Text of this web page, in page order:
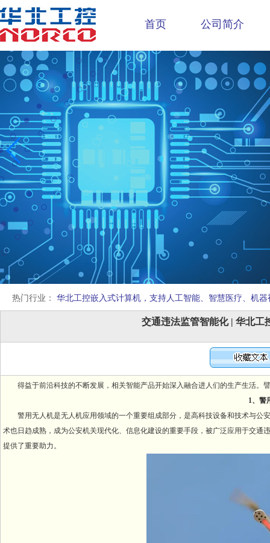
首页 公司简介
热门行业： 华北工控嵌入式计算机，支持人工智能、智慧医疗、机
交通违法监管智能化 | 华北工
得益于前沿科技的不断发展，相关智能产品开始深入融合进人们的生产生活
1、警
警用无人机是无人机应用领域的一个重要组成部分，是高科技设备和技术与
术也日趋成熟，成为公安机关现代化、信息化建设的重要手段，被广泛应用于交
提供了重要助力。